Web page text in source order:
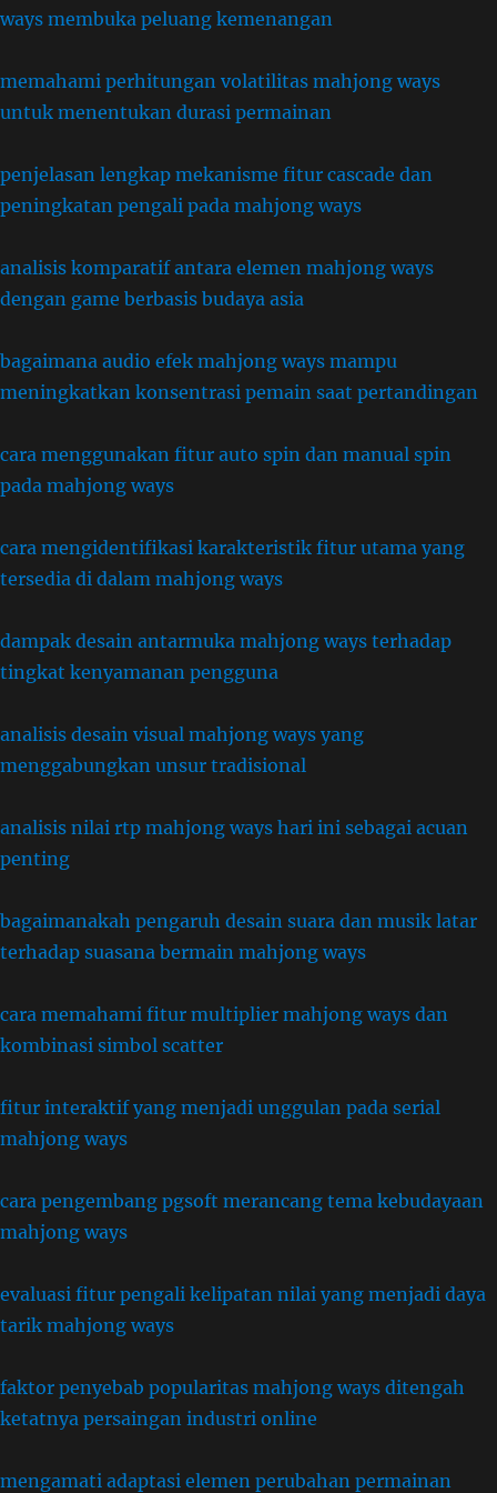
ways membuka peluang kemenangan
memahami perhitungan volatilitas mahjong ways
untuk menentukan durasi permainan
penjelasan lengkap mekanisme fitur cascade dan
peningkatan pengali pada mahjong ways
analisis komparatif antara elemen mahjong ways
dengan game berbasis budaya asia
bagaimana audio efek mahjong ways mampu
meningkatkan konsentrasi pemain saat pertandingan
cara menggunakan fitur auto spin dan manual spin
pada mahjong ways
cara mengidentifikasi karakteristik fitur utama yang
tersedia di dalam mahjong ways
dampak desain antarmuka mahjong ways terhadap
tingkat kenyamanan pengguna
analisis desain visual mahjong ways yang
menggabungkan unsur tradisional
analisis nilai rtp mahjong ways hari ini sebagai acuan
penting
bagaimanakah pengaruh desain suara dan musik latar
terhadap suasana bermain mahjong ways
cara memahami fitur multiplier mahjong ways dan
kombinasi simbol scatter
fitur interaktif yang menjadi unggulan pada serial
mahjong ways
cara pengembang pgsoft merancang tema kebudayaan
mahjong ways
evaluasi fitur pengali kelipatan nilai yang menjadi daya
tarik mahjong ways
faktor penyebab popularitas mahjong ways ditengah
ketatnya persaingan industri online
mengamati adaptasi elemen perubahan permainan